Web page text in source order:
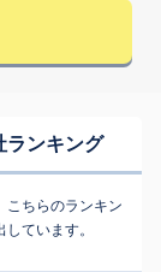
ランキング
こちらのランキン
ています。